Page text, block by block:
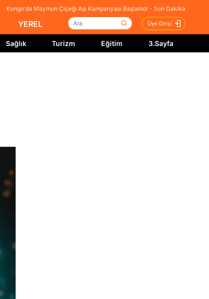
Kongo'da Maymun Çiçeği Aşı Kampanyası Başlatıldı - Son Dakika
YEREL Üye Girişi
Sağlık Turizm Eğitim 3.Sayfa